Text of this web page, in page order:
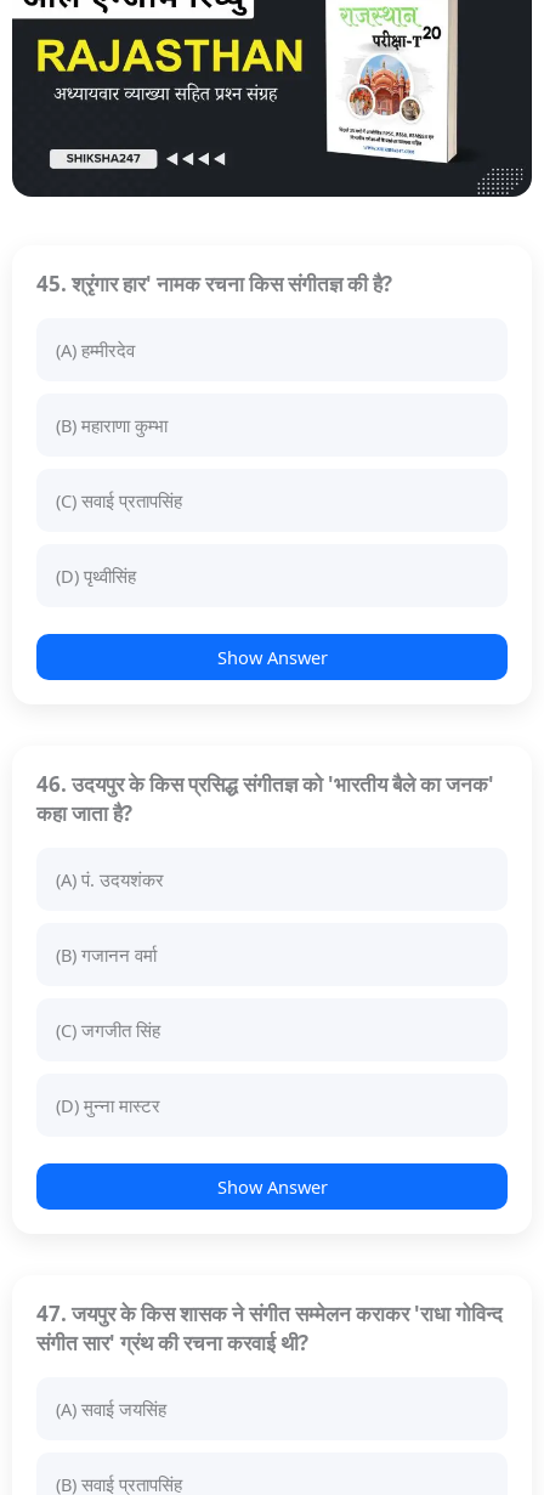
45. श्रृंगार हार' नामक रचना किस संगीतज्ञ की है?
(A) हम्मीरदेव
(B) महाराणा कुम्भा
(C) सवाई प्रतापसिंह
(D) पृथ्वीसिंह
Show Answer
46. उदयपुर के किस प्रसिद्ध संगीतज्ञ को 'भारतीय बैले का जनक'
कहा जाता है?
(A) पं. उदयशंकर
(B) गजानन वर्मा
(C) जगजीत सिंह
(D) मुन्ना मास्टर
Show Answer
47. जयपुर के किस शासक ने संगीत सम्मेलन कराकर 'राधा गोविन्द
संगीत सार' ग्रंथ की रचना करवाई थी?
(A) सवाई जयसिंह
(B) सवाई प्रतापसिंह